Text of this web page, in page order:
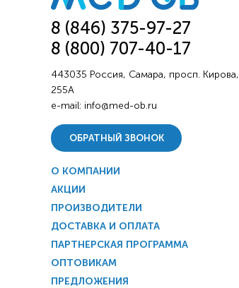
8 (846) 375-97-27
8 (800) 707-40-17
443035 Россия, Самара, просп. Кирова,
255А
e-mail: info@med-ob.ru
ОБРАТНЫЙ ЗВОНОК
О КОМПАНИИ
АКЦИИ
ПРОИЗВОДИТЕЛИ
ДОСТАВКА И ОПЛАТА
ПАРТНЕРСКАЯ ПРОГРАММА
ОПТОВИКАМ
ПРЕДЛОЖЕНИЯ